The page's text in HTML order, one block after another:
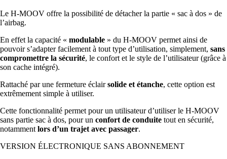
Le H-MOOV offre la possibilité de détacher la partie « sac à dos » de
l’airbag.
En effet la capacité « modulable » du H-MOOV permet ainsi de
pouvoir s’adapter facilement à tout type d’utilisation, simplement, sans
compromettre la sécurité, le confort et le style de l’utilisateur (grâce à
son cache intégré).
Rattaché par une fermeture éclairsolide et étanche, cette option est
extrêmement simple à utiliser.
Cette fonctionnalité permet pour un utilisateur d’utiliser le H-MOOV
sans partie sac à dos, pour un confort de conduite tout en sécurité,
notamment lors d’un trajet avec passager.
VERSION ÉLECTRONIQUE SANS ABONNEMENT